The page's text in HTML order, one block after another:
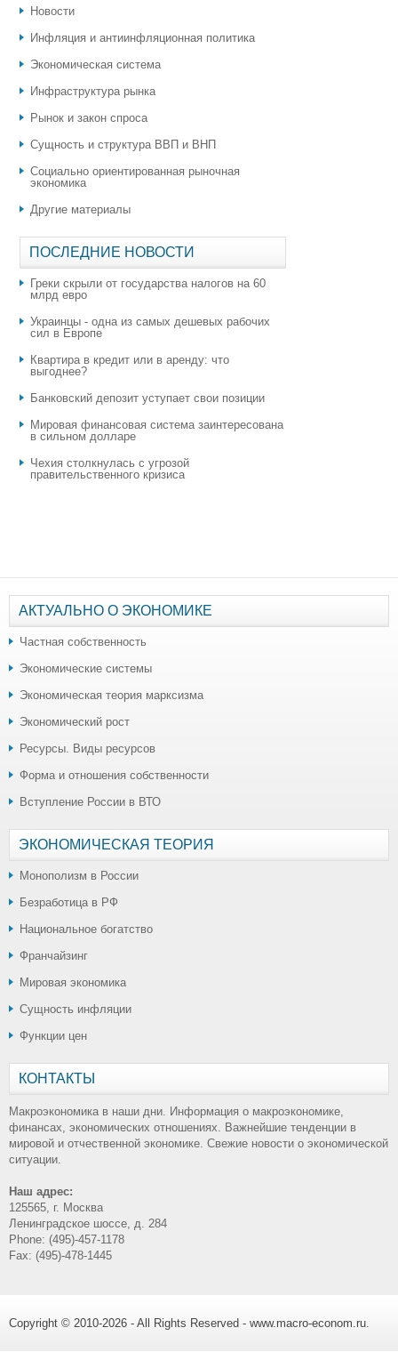
Новости
Инфляция и антиинфляционная политика
Экономическая система
Инфраструктура рынка
Рынок и закон спроса
Сущность и структура ВВП и ВНП
Социально ориентированная рыночная
экономика
Другие материалы
ПОСЛЕДНИЕ НОВОСТИ
Греки скрыли от государства налогов на 60
млрд евро
Украинцы - одна из самых дешевых рабочих
сил в Европе
Квартира в кредит или в аренду: что
выгоднее?
​Банковский депозит уступает свои позиции
Мировая финансовая система заинтересована
в сильном долларе
Чехия столкнулась с угрозой
правительственного кризиса
АКТУАЛЬНО О ЭКОНОМИКЕ
Частная собственность
Экономические системы
Экономическая теория марксизма
Экономический рост
Ресурсы. Виды ресурсов
Форма и отношения собственности
Вступление России в ВТО
ЭКОНОМИЧЕСКАЯ ТЕОРИЯ
Монополизм в России
Безработица в РФ
Национальное богатство
Франчайзинг
Мировая экономика
Сущность инфляции
Функции цен
КОНТАКТЫ
Макроэкономика в наши дни. Информация о макроэкономике,
финансах, экономических отношениях. Важнейшие тенденции в
мировой и отчественной экономике. Свежие новости о экономической
ситуации.
Наш адрес:
125565, г. Москва
Ленинградское шоссе, д. 284
Phone: (495)-457-1178
Fax: (495)-478-1445
Copyright © 2010-2026 - All Rights Reserved - www.macro-econom.ru.